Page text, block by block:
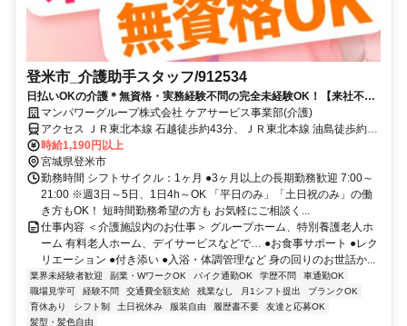
登米市_介護助手スタッフ/912534
日払いOKの介護＊無資格・実務経験不問の完全未経験OK！【来社不
要！WEB・電話登録OK】
マンパワーグループ株式会社 ケアサービス事業部(介護)
アクセス ＪＲ東北本線 石越徒歩約43分、ＪＲ東北本線 油島徒歩約79
分、ＪＲ東北本線 新田（宮城県）徒歩約99分 車・バイク通勤OK（派
遣先による）
時給1,190円以上
宮城県登米市
勤務時間 シフトサイクル：1ヶ月 ●3ヶ月以上の長期勤務歓迎 7:00～
21:00 ※週3日～5日、1日4h～OK 「平日のみ」「土日祝のみ」の働
き方もOK！ 短時間勤務希望の方も お気軽にご相談く...
仕事内容 ＜介護施設内のお仕事＞ グループホーム、特別養護老人ホ
ーム 有料老人ホーム、デイサービスなどで… ●お食事サポート ●レク
リエーション ●付き添い ●入浴・体調管理など 身の回りのお世話か...
業界未経験者歓迎 副業・WワークOK バイク通勤OK 学歴不問
車通勤OK
職場見学可
経験不問 交通費全額支給 残業なし 月1シフト提出
ブランクOK
育休あり
シフト制 土日祝休み 服装自由 履歴書不要
友達と応募OK
髪型・髪色自由